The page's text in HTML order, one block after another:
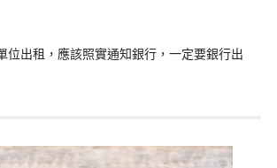
位出租，應該照實通知銀行，一定要銀行出